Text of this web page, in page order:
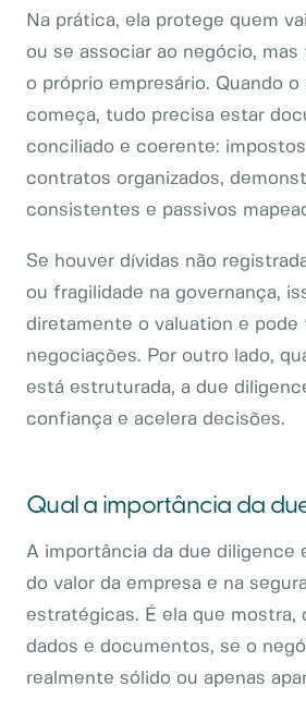
Na prática, ela protege quem
ou se associar ao negócio,
o próprio empresário. Quando o
começa, tudo precisa estar
conciliado e coerente:
contratos organizados,
consistentes e passivos
Se houver dívidas não
ou fragilidade na governança,
diretamente o valuation e pode
negociações. Por outro lado,
está estruturada, a due
confiança e acelera decisões.
Qual a importância da
A importância da due diligence
do valor da empresa e na
estratégicas. É ela que mostra,
dados e documentos, se o
realmente sólido ou apenas